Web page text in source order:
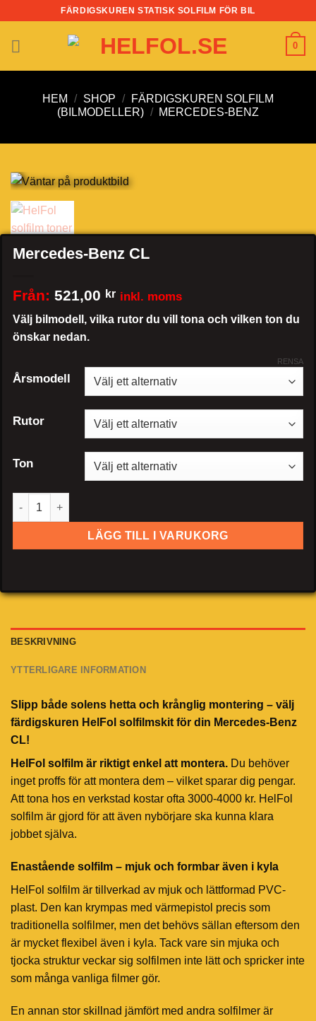
content
FÄRDIGSKUREN STATISK SOLFILM FÖR BIL
0
HEM / SHOP /
FÄRDIGSKUREN SOLFILM
(BILMODELLER) / MERCEDES-BENZ
Mercedes-Benz CL
Från: 521,00 kr inkl. moms
Välj bilmodell, vilka rutor du vill tona och vilken ton du
önskar nedan.
Årsmodell
Rutor
Ton
RENSA
Mercedes-Benz CL mängd
LÄGG TILL I VARUKORG
BESKRIVNING
YTTERLIGARE INFORMATION
Slipp både solens hetta och krånglig montering – välj
färdigskuren HelFol solfilmskit för din Mercedes-Benz
CL!
HelFol solfilm är riktigt enkel att montera. Du behöver
inget proffs för att montera dem – vilket sparar dig pengar.
Att tona hos en verkstad kostar ofta 3000-4000 kr. HelFol
solfilm är gjord för att även nybörjare ska kunna klara
jobbet själva.
Enastående solfilm – mjuk och formbar även i kyla
HelFol solfilm är tillverkad av mjuk och lättformad PVC-
plast. Den kan krympas med värmepistol precis som
traditionella solfilmer, men det behövs sällan eftersom den
är mycket flexibel även i kyla. Tack vare sin mjuka och
tjocka struktur veckar sig solfilmen inte lätt och spricker inte
som många vanliga filmer gör.
En annan stor skillnad jämfört med andra solfilmer är